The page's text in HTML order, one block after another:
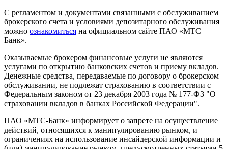
С регламентом и документами связанными с обслуживанием
брокерского счета и условиями депозитарного обслуживания
можно ознакомиться на официальном сайте ПАО «МТС –
Банк».
Оказываемые брокером финансовые услуги не являются
услугами по открытию банковских счетов и приему вкладов.
Денежные средства, передаваемые по договору о брокерском
обслуживании, не подлежат страхованию в соответствии с
Федеральным законом от 23 декабря 2003 года № 177-ФЗ "О
страховании вкладов в банках Российской Федерации".
ПАО «МТС-Банк» информирует о запрете на осуществление
действий, относящихся к манипулированию рынком, и
ограничениях на использование инсайдерской информации и